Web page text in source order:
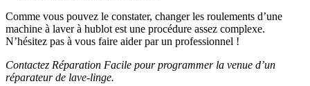
Comme vous pouvez le constater, changer les roulements d’une
machine à laver à hublot est une procédure assez complexe.
N’hésitez pas à vous faire aider par un professionnel !
Contactez Réparation Facile pour programmer la venue d’un
réparateur de lave-linge.